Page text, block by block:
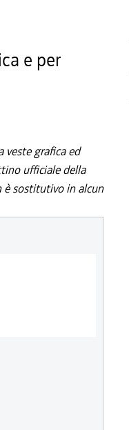
e per
veste grafica ed
ufficiale della
è sostitutivo in alcun